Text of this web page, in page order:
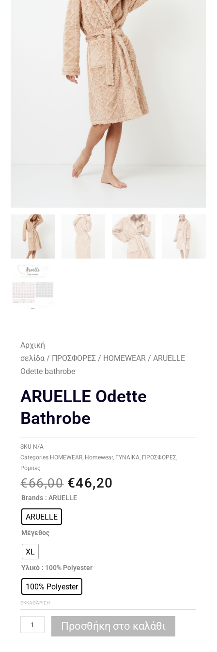
Αρχική
σελίδα / ΠΡΟΣΦΟΡΕΣ / HOMEWEAR / ARUELLE
Odette bathrobe
ARUELLE Odette
Bathrobe
SKU N/A
Categories HOMEWEAR Homewear, ΓΥΝΑΙΚΑ ΠΡΟΣΦΟΡΕΣ
Ρόμπες
€66,00 Original
price
was:
€46,20
Brands : ARUELLE
ARUELLE
Μέγεθος
XL
Υλικό : 100% Polyester
100% Polyester
ΕΚΚΑΘΆΡΙΣΗ
ARUELLE
Odette
bathrobe
ποσότητα
Προσθήκη στο καλάθι